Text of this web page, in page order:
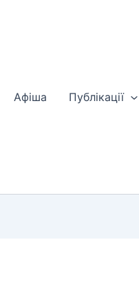
Афіша Публікації